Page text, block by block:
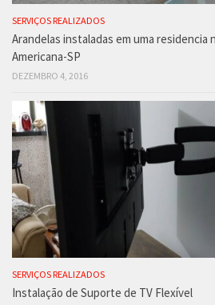
SERVIÇOS REALIZADOS
Arandelas instaladas em uma residencia
Americana-SP
DEZEMBRO 4, 2016
SERVIÇOS REALIZADOS
Instalação de Suporte de TV Flexível